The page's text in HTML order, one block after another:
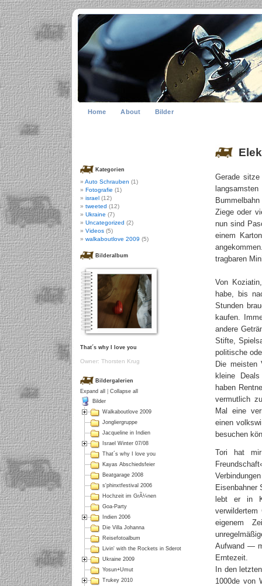
Home About Bilder
Gerade
Ziege oder
nun sind
einem
tragbaren
Von
habe, bis
Stunden
kaufen.
andere
Stifte,
politische
Die meisten
kleine
haben
vermutlich
Mal eine
einen
besuchen
Tori hat
Eisenbahner
lebt er in
eigenem
Aufwand —
Erntezeit.
In den
1000de von
Kategorien
Auto Schrauben (1)
Fotografie (1)
israel (12)
tweeted (12)
Ukraine (7)
Uncategorized (2)
Videos (5)
walkaboutlove 2009 (5)
Bilderalbum
That´s why I love you
Owner: Thorsten Krug
Bildergalerien
Expand all
Collapse all
Bilder
Walkaboutlove 2009
Jongliergruppe
Jacqueline in Indien
Israel Winter 07/08
That´s why I love you
Kayas Abschiedsfeier
Beatgarage 2008
s'phinxtfestival 2006
Hochzeit im GrÃ¼nen
Goa-Party
Indien 2006
Die Villa Johanna
Reisefotoalbum
Livin' with the Rockets in Sderot
Ukraine 2009
Yosun+Umut
Trukey 2010